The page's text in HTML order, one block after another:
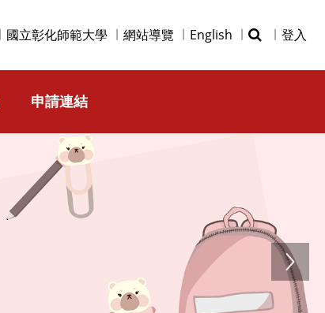
國立彰化師範大學 網站導覽 English 登入
申請連結
Next